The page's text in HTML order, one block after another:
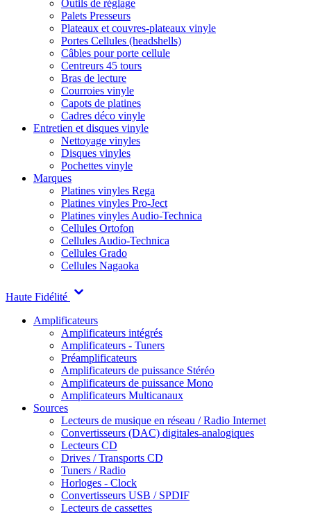
Outils de réglage
Palets Presseurs
Plateaux et couvres-plateaux vinyle
Portes Cellules (headshells)
Câbles pour porte cellule
Centreurs 45 tours
Bras de lecture
Courroies vinyle
Capots de platines
Cadres déco vinyle
Entretien et disques vinyle
Nettoyage vinyles
Disques vinyles
Pochettes vinyle
Marques
Platines vinyles Rega
Platines vinyles Pro-Ject
Platines vinyles Audio-Technica
Cellules Ortofon
Cellules Audio-Technica
Cellules Grado
Cellules Nagaoka
Haute Fidélité
Amplificateurs
Amplificateurs intégrés
Amplificateurs - Tuners
Préamplificateurs
Amplificateurs de puissance Stéréo
Amplificateurs de puissance Mono
Amplificateurs Multicanaux
Sources
Lecteurs de musique en réseau / Radio Internet
Convertisseurs (DAC) digitales-analogiques
Lecteurs CD
Drives / Transports CD
Tuners / Radio
Horloges - Clock
Convertisseurs USB / SPDIF
Lecteurs de cassettes